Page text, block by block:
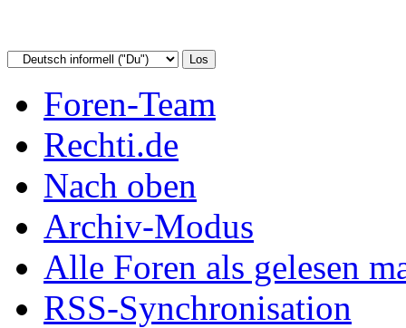
Foren-Team
Rechti.de
Nach oben
Archiv-Modus
Alle Foren als gelesen
RSS-Synchronisation